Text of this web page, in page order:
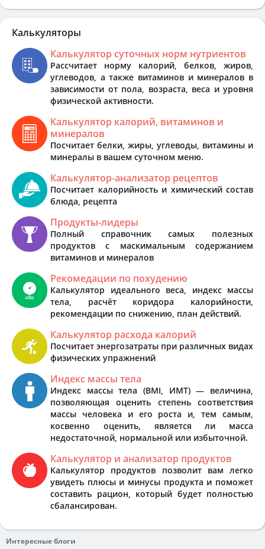
Калькуляторы
Калькулятор суточных норм нутриентов
Рассчитает норму калорий, белков, жиров,
углеводов, а также витаминов и минералов в
зависимости от пола, возраста, веса и уровня
физической активности.
Калькулятор калорий, витаминов и
минералов
Посчитает белки, жиры, углеводы, витамины и
минералы в вашем суточном меню.
Калькулятор-анализатор рецептов
Посчитает калорийность и химический состав
блюда, рецепта
Продукты-лидеры
Полный справочник самых полезных
продуктов с маскимальным содержанием
витаминов и минералов
Рекомедации по похудению
Калькулятор идеального веса, индекс массы
тела, расчёт коридора калорийности,
рекомендации по снижению, план действий.
Калькулятор расхода калорий
Посчитает энергозатраты при различных видах
физических упражнений
Индекс массы тела
Индекс массы тела (BMI, ИМТ) — величина,
позволяющая оценить степень соответствия
массы человека и его роста и, тем самым,
косвенно оценить, является ли масса
недостаточной, нормальной или избыточной.
Калькулятор и анализатор продуктов
Калькулятор продуктов позволит вам легко
увидеть плюсы и минусы продукта и поможет
составить рацион, который будет полностью
сбалансирован.
Интересные блоги